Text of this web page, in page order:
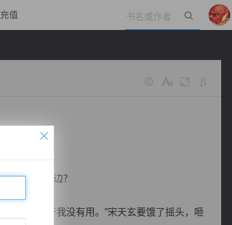
充值
站在哪一边？
可惜对于我没有用。”宋天玄要饿了摇头，咂